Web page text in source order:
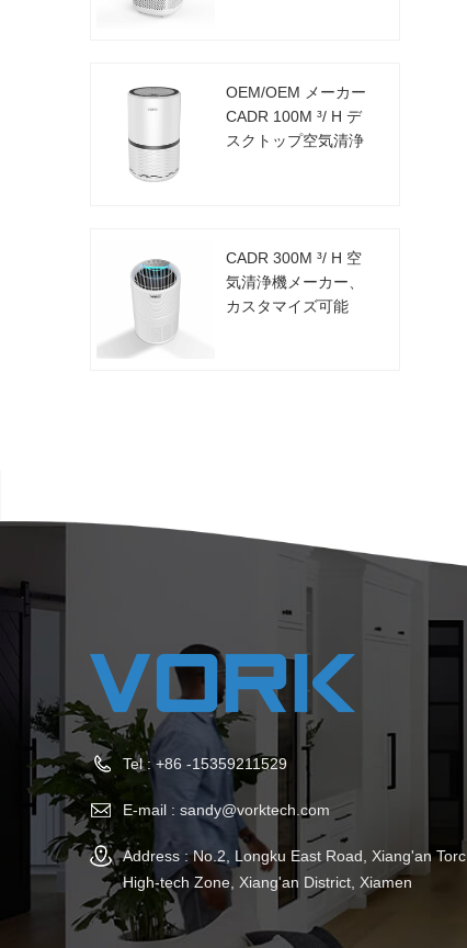
OEM/OEM メーカー
CADR 100M ³/ H デ
スクトップ空気清浄
CADR 300M ³/ H 空
気清浄機メーカー、
カスタマイズ可能
Tel :+86 -15359211529
E-mail : sandy@vorktech.com
Address : No.2, Longku East Road, Xiang'an
High-tech Zone, Xiang'an District, Xiamen